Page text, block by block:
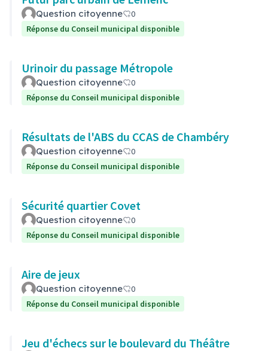
Question citoyenne
0
Réponse du Conseil municipal disponible
Urinoir du passage Métropole
Question citoyenne
0
Réponse du Conseil municipal disponible
Résultats de l'ABS du CCAS de Chambéry
Question citoyenne
0
Réponse du Conseil municipal disponible
Sécurité quartier Covet
Question citoyenne
0
Réponse du Conseil municipal disponible
Aire de jeux
Question citoyenne
0
Réponse du Conseil municipal disponible
Jeu d'échecs sur le boulevard du Théâtre